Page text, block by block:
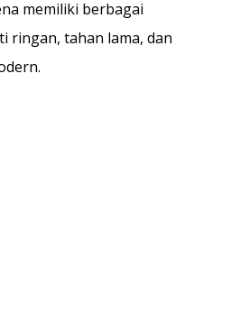
memiliki berbagai
ringan, tahan lama, dan